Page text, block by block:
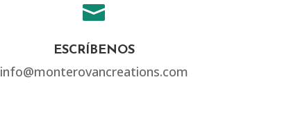

ESCRÍBENOS
info@monterovancreations.com